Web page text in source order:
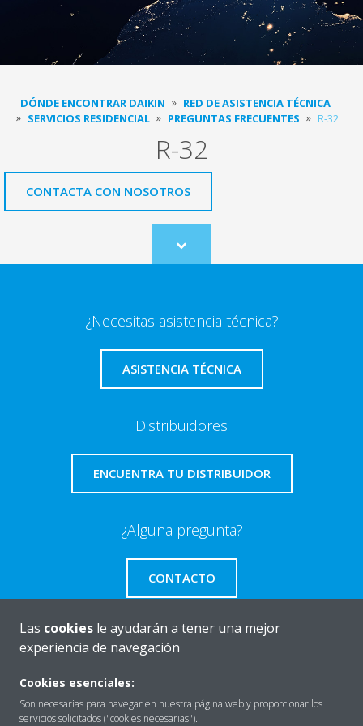
DÓNDE ENCONTRAR DAIKIN
RED DE ASISTENCIA TÉCNICA
SERVICIOS RESIDENCIAL
PREGUNTAS FRECUENTES R-32
R-32
CONTACTA CON NOSOTROS
Scroll
to
¿Necesitas asistencia técnica?
ASISTENCIA TÉCNICA
Distribuidores
ENCUENTRA TU DISTRIBUIDOR
¿Alguna pregunta?
CONTACTO
Quiénes somos
Las cookies le ayudarán a tener una mejor
experiencia de navegación
Cookies esenciales:
Son necesarias para navegar en nuestra página web y proporcionar los
servicios solicitados ("cookies necesarias").